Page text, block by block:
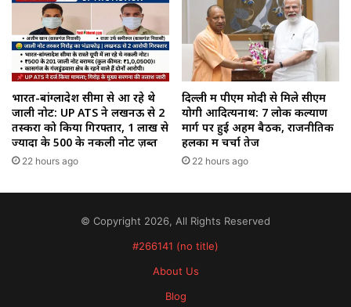
भारत-बांग्लादेश सीमा से आ रहे थे
जाली नोट: UP ATS ने लखनऊ से 2
तस्करों को किया गिरफ्तार, 1 लाख से
ज्यादा के ₹500 के नकली नोट ज़ब्त
22 hours ago
दिल्ली में पीएम मोदी से मिले सीएम
योगी आदित्यनाथ: 7 लोक कल्याण
मार्ग पर हुई अहम बैठक, राजनीतिक
हलकों में चर्चा तेज
22 hours ago
© Copyright 2026, All Rights Reserved
#266141 (no title)
About Us
Blog